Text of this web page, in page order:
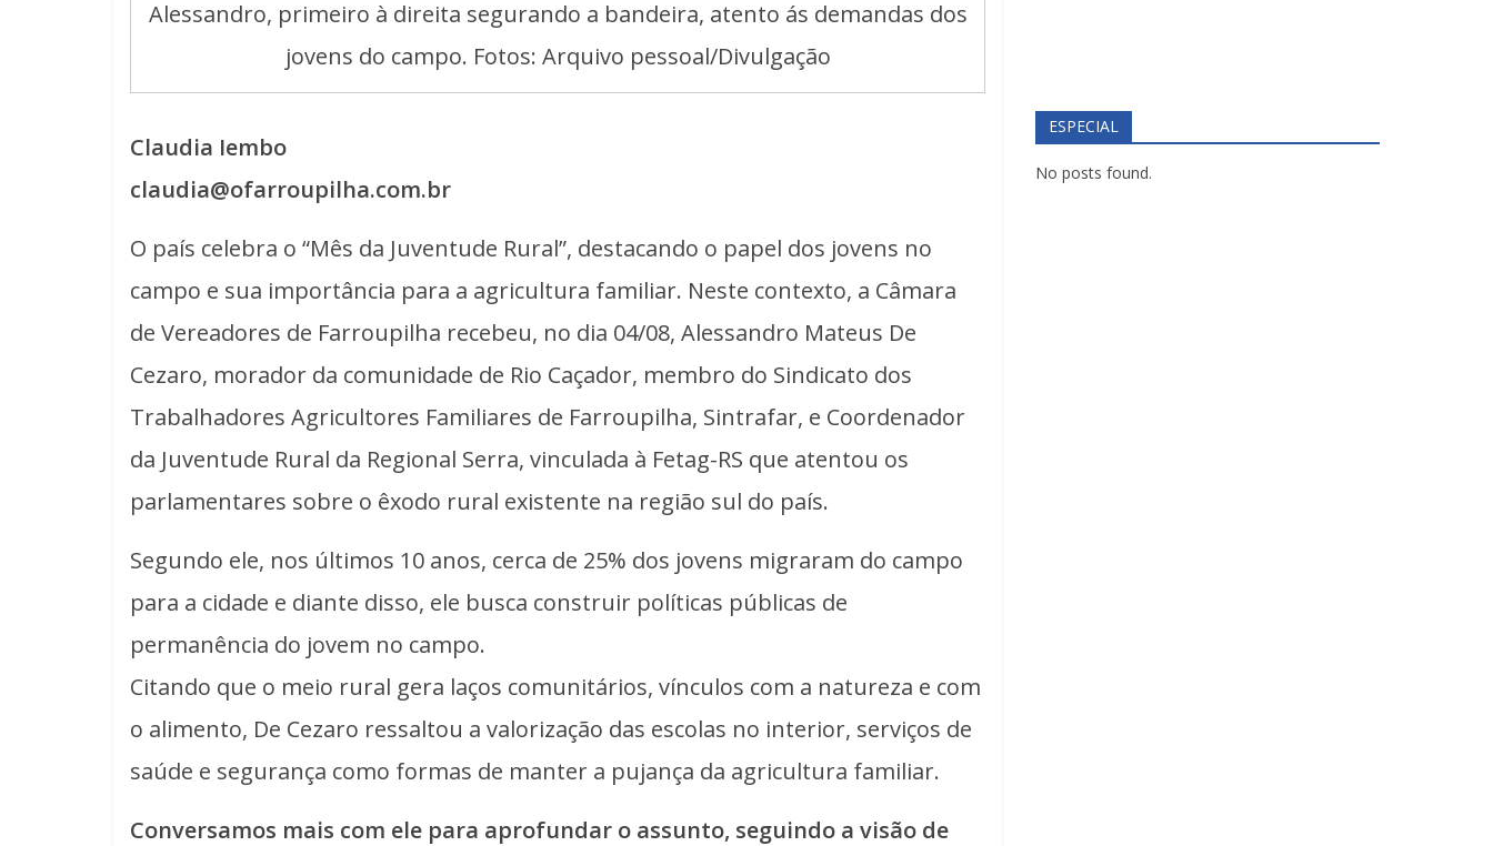
Alessandro, primeiro à direita segurando a bandeira, atento ás demandas dos
jovens do campo. Fotos: Arquivo pessoal/Divulgação
Claudia Iembo
claudia@ofarroupilha.com.br
O país celebra o “Mês da Juventude Rural”, destacando o papel dos jovens no
campo e sua importância para a agricultura familiar. Neste contexto, a Câmara
de Vereadores de Farroupilha recebeu, no dia 04/08, Alessandro Mateus De
Cezaro, morador da comunidade de Rio Caçador, membro do Sindicato dos
Trabalhadores Agricultores Familiares de Farroupilha, Sintrafar, e Coordenador
da Juventude Rural da Regional Serra, vinculada à Fetag-RS que atentou os
parlamentares sobre o êxodo rural existente na região sul do país.
Segundo ele, nos últimos 10 anos, cerca de 25% dos jovens migraram do campo
para a cidade e diante disso, ele busca construir políticas públicas de
permanência do jovem no campo.
Citando que o meio rural gera laços comunitários, vínculos com a natureza e com
o alimento, De Cezaro ressaltou a valorização das escolas no interior, serviços de
saúde e segurança como formas de manter a pujança da agricultura familiar.
Conversamos mais com ele para aprofundar o assunto, seguindo a visão de
ESPECIAL
No posts found.